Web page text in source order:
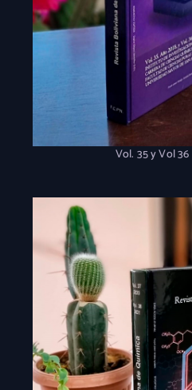
Vol. 35 y Vol 36